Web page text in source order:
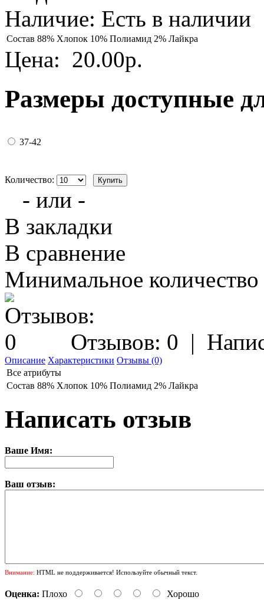
Наличие: Есть в наличии
Состав 88% Хлопок 10% Полиамид 2% Лайкра
Цена: 20.00р.
Размеры доступные
37-42
Количество:
- или -
В закладки
В сравнение
Минимальное количество
Отзывов: 0 |
Описание Характеристики Отзывы (0)
Все атрибуты
Состав 88% Хлопок 10% Полиамид 2% Лайкра
Написать отзыв
Ваше Имя:
Ваш отзыв:
Внимание: HTML не поддерживается! Используйте обычный текст.
Оценка: Плохо Хорошо